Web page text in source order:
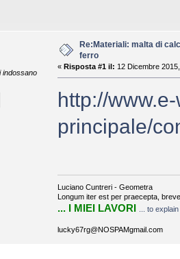
indossano
Re:Materiali: malta di
ferro
« Risposta #1 il: 12 Dicembre
http://
principale/
Luciano Cuntreri - Geometra
Longum iter est per praecepta,
... I MIEI LAVORI ... to
lucky67rg@NOSPAMgmail.com